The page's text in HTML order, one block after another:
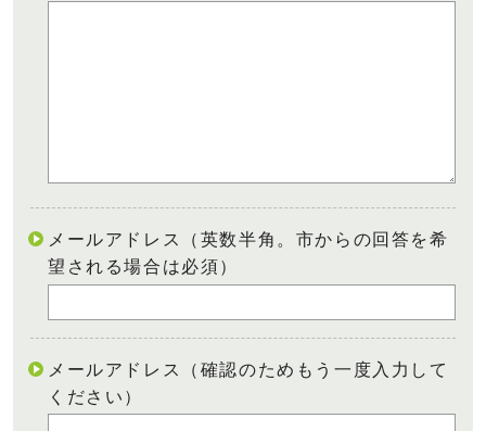
メールアドレス（英数半角。市からの回答を希
望される場合は必須）
メールアドレス（確認のためもう一度入力して
ください）